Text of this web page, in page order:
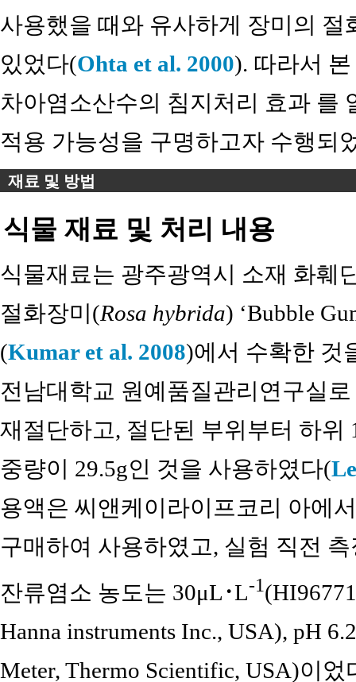
사용했을 때와 유사하게 장미의
있었다(Ohta et al. 2000). 따라서
차아염소산수의 침지처리 효과 를
적용 가능성을 구명하고자 수행되
재료 및 방법
식물 재료 및 처리 내용
식물재료는 광주광역시 소재 화훼
절화장미(Rosa hybrida) ‘Bubble
(Kumar et al. 2008)에서 수확한 것
전남대학교 원예품질관리연구실
재절단하고, 절단된 부위부터 하위
중량이 29.5g인 것을 사용하였다(
용액은 씨앤케이라이프코리 아에
구매하여 사용하였고, 실험 직전
잔류염소 농도는 30μL･L-1
Hanna instruments Inc., USA), pH
Meter, Thermo Scientific, USA)이